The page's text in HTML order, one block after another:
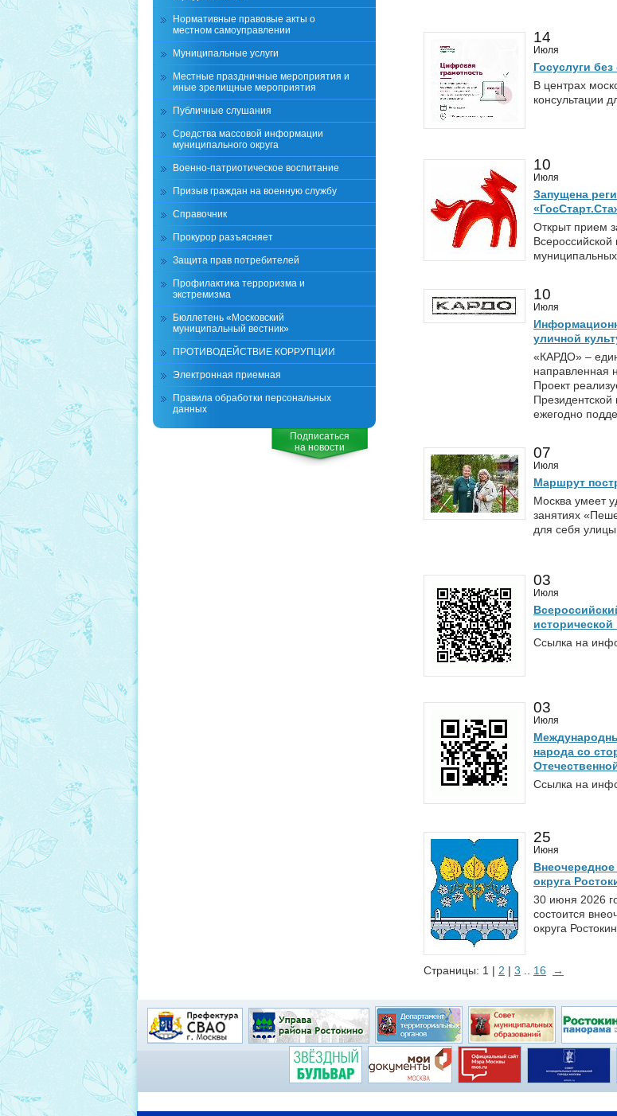
14
Июля
Госуслуги
В центрах
консультации
10
Июля
Запущена
Открыт прием
10
Июля
уличной
«КАРДО» –
направленная
Проект
ежегодно
07
Июля
Маршрут
Москва умеет
занятиях
для себя улицы
03
Июля
исторической
Ссылка на
03
Июля
народа со
Ссылка на
25
Июня
округа
30 июня 2026
состоится
округа
Страницы: 1 | 2 | 3 16 →
Нормативные правовые акты о
местном самоуправлении
Муниципальные услуги
Местные праздничные мероприятия и
иные зрелищные мероприятия
Публичные слушания
Средства массовой информации
муниципального округа
Военно-патриотическое воспитание
Призыв граждан на военную службу
Справочник
Прокурор разъясняет
Защита прав потребителей
Профилактика терроризма и
экстремизма
Бюллетень «Московский
муниципальный вестник»
ПРОТИВОДЕЙСТВИЕ КОРРУПЦИИ
Электронная приемная
Правила обработки персональных
данных
Подписаться
на новости